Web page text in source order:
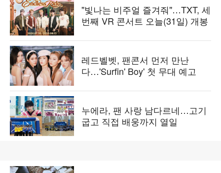
"빛나는 비주얼 즐겨줘"…TXT, 세
번째 VR 콘서트 오늘(31일) 개봉
레드벨벳, 팬콘서 먼저 만난
다…'Surfin' Boy' 첫 무대 예고
누에라, 팬 사랑 남다르네…고기
굽고 직접 배웅까지 열일